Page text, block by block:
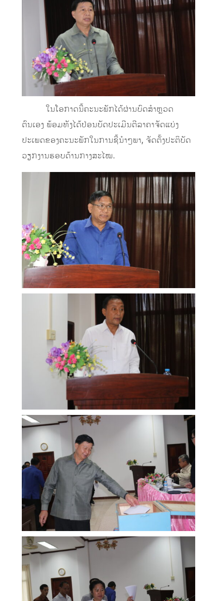
ໃນໂອກາດນີ້ຄະນະພັກໄດ້ຜ່ານບົດສໍາຫຼວດ
ຕົນເອງ ພ້ອມທັງໄດ້ປ່ອນບັດປະເມີນຕີລາຄາຈັດແບ່ງ
ປະເພດຂອງຄະນະພັກໃນການຊີ້ນຳໆພາ, ຈັດຕັ້ງປະຕິບັດ
ວຽກງານຮອບດ້ານກາງສະໄໝ.